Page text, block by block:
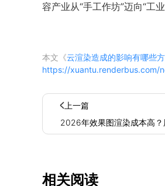
容产业从“手工作坊”迈向“工
本文《云渲染造成的影响有哪些
https://xuantu.renderbus.com/
上一篇
2026年效果图渲染成本高？
少钱？
相关阅读